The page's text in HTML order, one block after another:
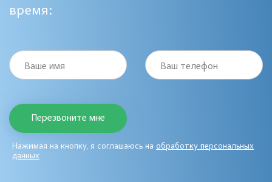
время:
Ваше имя Ваш телефон
Нажимая на кнопку, я соглашаюсь на обработку персональных
данных